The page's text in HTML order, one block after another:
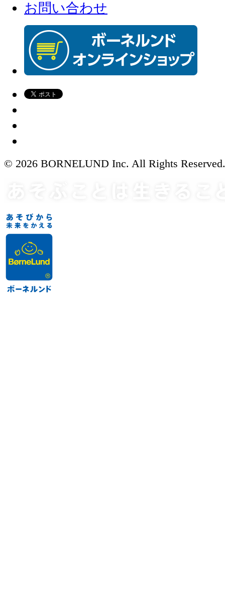
お問い合わせ
© 2026 BORNELUND Inc. All Rights Reserved.